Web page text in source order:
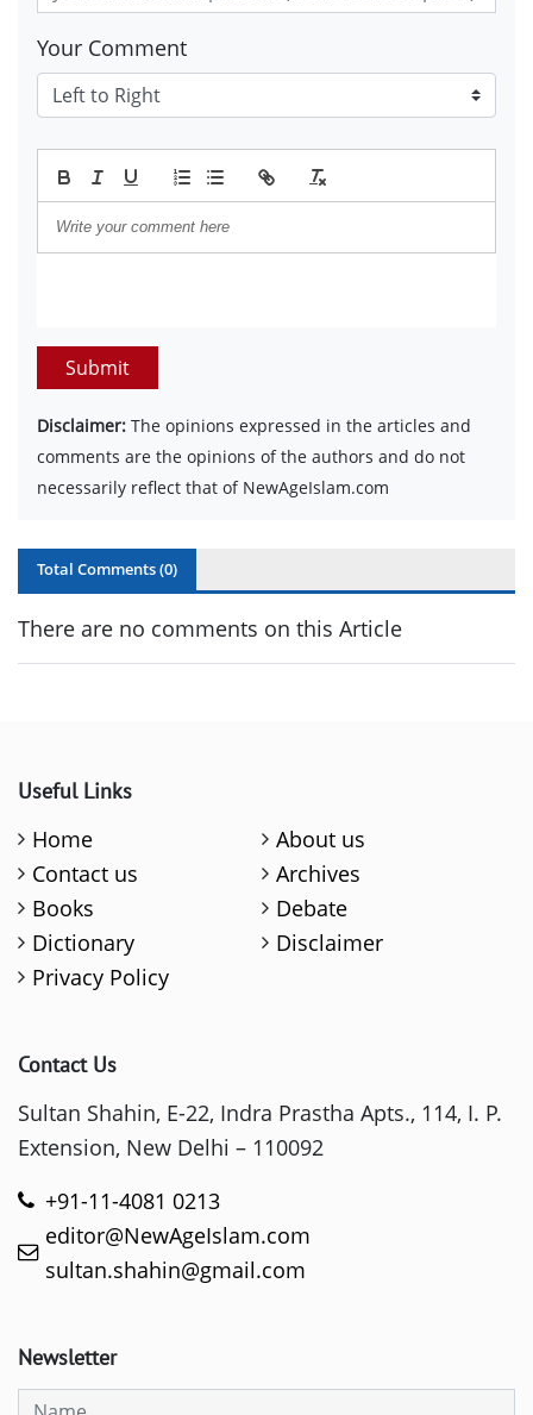
Your Comment
Submit
Disclaimer: The opinions expressed in the articles and
comments are the opinions of the authors and do not
necessarily reflect that of NewAgeIslam.com
Total Comments (0)
There are no comments on this Article
Useful Links
Home
About us
Contact us
Archives
Books
Debate
Dictionary
Disclaimer
Privacy Policy
Contact Us
Sultan Shahin, E-22, Indra Prastha Apts., 114, I. P.
Extension, New Delhi – 110092
+91-11-4081 0213
editor@NewAgeIslam.com
sultan.shahin@gmail.com
Newsletter